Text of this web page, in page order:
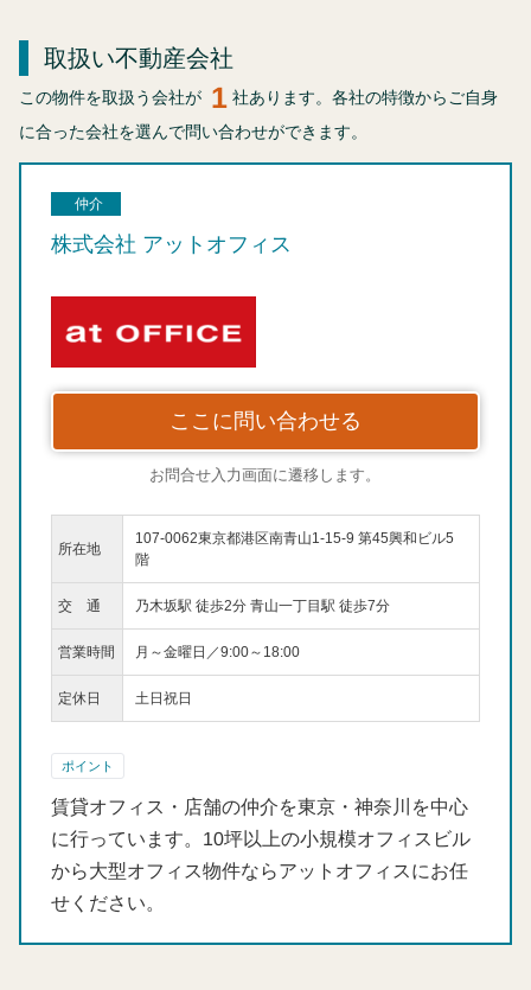
取扱い不動産会社
この物件を取扱う会社が 1 社あります。各社の特徴からご自身
に合った会社を選んで問い合わせができます。
仲介
株式会社 アットオフィス
ここに問い合わせる
お問合せ入力画面に遷移します。
所在地
107-0062東京都港区南青山1-15-9 第45興和ビル5
階
交 通 乃木坂駅 徒歩2分 青山一丁目駅 徒歩7分
営業時間 月～金曜日／9:00～18:00
定休日 土日祝日
ポイント
賃貸オフィス・店舗の仲介を東京・神奈川を中心
に行っています。10坪以上の小規模オフィスビル
から大型オフィス物件ならアットオフィスにお任
せください。